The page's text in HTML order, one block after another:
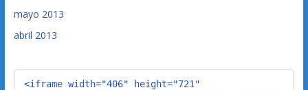
mayo 2013
abril 2013
<iframe width="406" height="721"